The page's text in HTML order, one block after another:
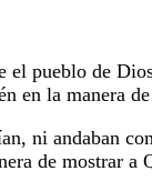
el pueblo de
en la manera
ni andaban
de mostrar a